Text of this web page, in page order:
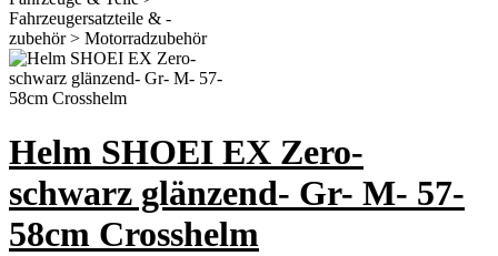
Helm SHOEI EX Zero-
schwarz glänzend- Gr- M- 57-
58cm Crosshelm